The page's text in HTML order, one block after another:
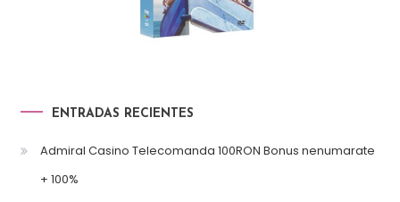
ENTRADAS RECIENTES
Admiral Casino Telecomanda 100RON Bonus nenumarate
+ 100%